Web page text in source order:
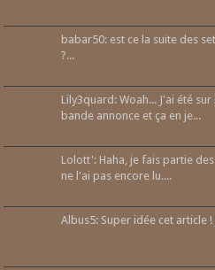
babar50: est ce la suite des
?...
Lily3quard: Woah... J'ai été
bande annonce et ça en je...
Lolott': Haha, je fais partie
ne l'ai pas encore lu....
Albus5: Super idée cet article